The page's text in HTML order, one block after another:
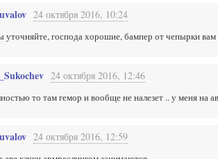
24 октября 2016, 10:24
уточняйте, господа хорошие, бампер от чепырки
24 октября 2016, 12:46
то там гемор и вообще не налезет .. у меня на
24 октября 2016, 12:59